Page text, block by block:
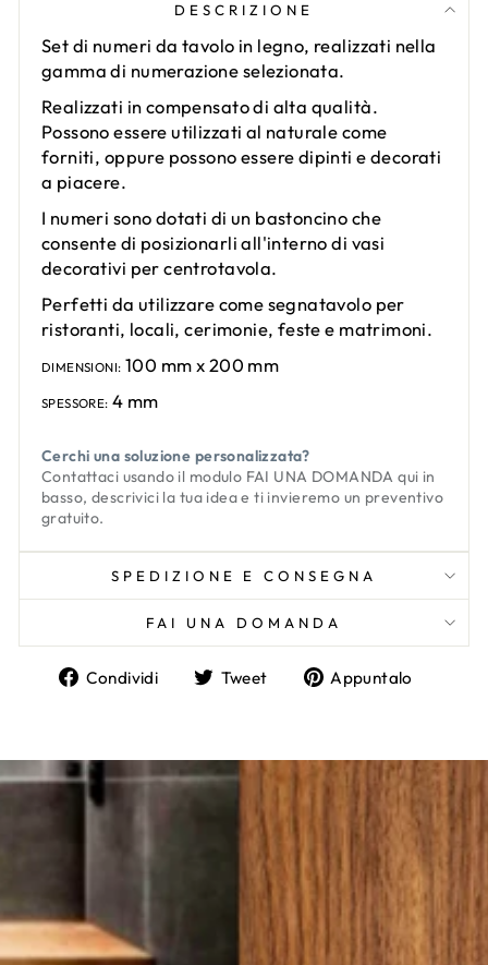
DESCRIZIONE
Set di numeri da tavolo in legno, realizzati nella
gamma di numerazione selezionata.
Realizzati in compensato di alta qualità.
Possono essere utilizzati al naturale come
forniti, oppure possono essere dipinti e decorati
a piacere.
I numeri sono dotati di un bastoncino che
consente di posizionarli all'interno di vasi
decorativi per centrotavola.
Perfetti da utilizzare come segnatavolo per
ristoranti, locali, cerimonie, feste e matrimoni.
DIMENSIONI: 100 mm x 200 mm
SPESSORE: 4 mm
Cerchi una soluzione personalizzata?
Contattaci usando il modulo FAI UNA DOMANDA qui in
basso, descrivici la tua idea e ti invieremo un preventivo
gratuito.
SPEDIZIONE E CONSEGNA
FAI UNA DOMANDA
Condividi
Condividi
Tweet
TwittaAppuntalo